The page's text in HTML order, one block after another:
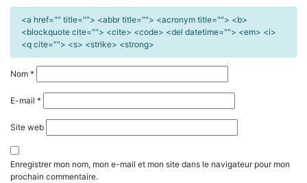
<a href="" title=""> <abbr title=""> <acronym title=""> <b>
<blockquote cite=""> <cite> <code> <del datetime=""> <em> <i>
<q cite=""> <s> <strike> <strong>
Nom *
E-mail *
Site web
Enregistrer mon nom, mon e-mail et mon site dans le navigateur pour mon
prochain commentaire.